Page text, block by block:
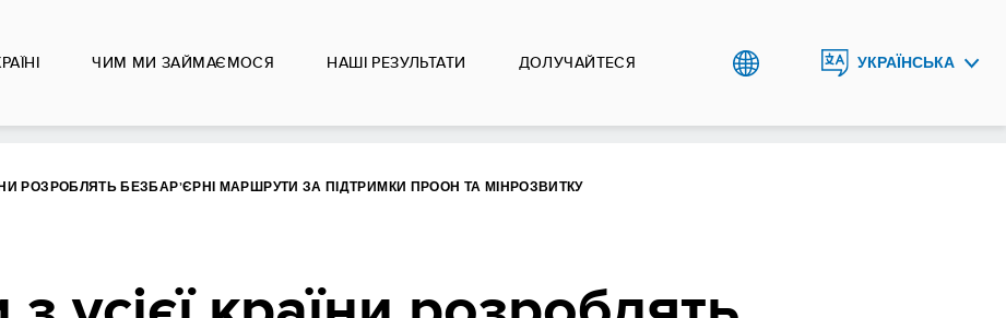
ЧИМ МИ ЗАЙМАЄМОСЯ НАШІ РЕЗУЛЬТАТИ ДОЛУЧАЙТЕСЯ УКРАЇНСЬКА
РОЗРОБЛЯТЬ БЕЗБАР’ЄРНІ МАРШРУТИ ЗА ПІДТРИМКИ ПРООН ТА МІНРОЗВИТКУ